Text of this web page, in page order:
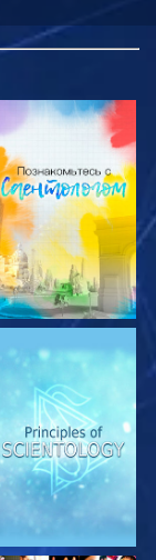
СМОТРЕТЬ